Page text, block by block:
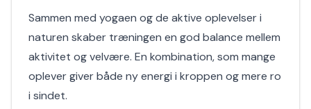
Sammen med yogaen og de aktive oplevelser i
naturen skaber træningen en god balance mellem
aktivitet og velvære. En kombination, som mange
oplever giver både ny energi i kroppen og mere ro
i sindet.